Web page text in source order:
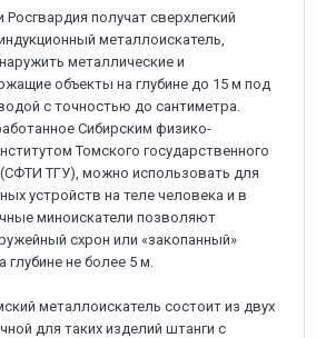
получат сверхлегкий
металлоискатель,
металлические и
объекты на глубине до 15 м под
с точностью до сантиметра.
Сибирским физико-
Томского государственного
(СФТИ ТГУ), можно использовать для
устройств на теле человека и в
миноискатели позволяют
схрон или «закопанный»
глубине не более 5 м.
металлоискатель состоит из двух
для таких изделий штанги с